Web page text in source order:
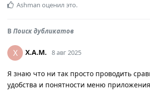
Ashman оценил это.
В Поиск дубликатов
X X.A.M. 8 авг 2025
Я знаю что ни так просто проводить
удобства и понятности меню